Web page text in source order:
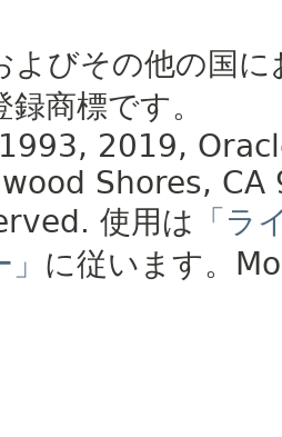
よびその他の国
商標です。
2019,
Shores, CA
使用は 「ラ
に従います。